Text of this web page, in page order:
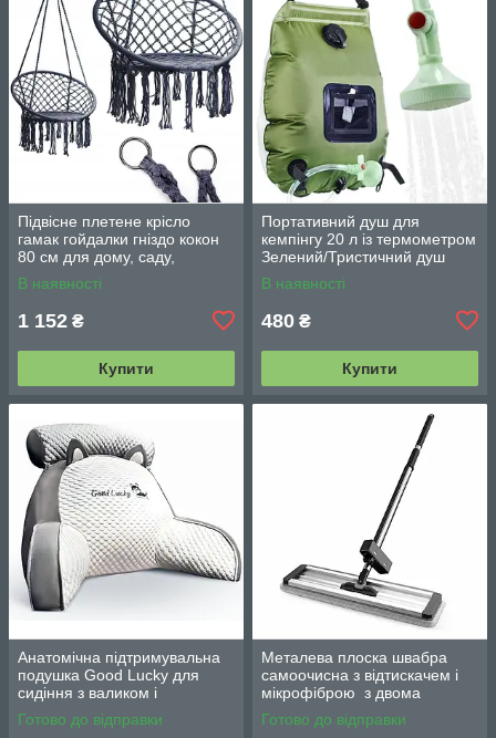
Підвісне плетене крісло
гамак гойдалки гніздо кокон
80 см для дому, саду,
балкона та тераси
В наявності
1 152 ₴
Купити
Портативний душ для
кемпінгу 20 л із термометром
Зелений/Тристичний душ
переносний з лійкою/
Польовий душ сумка
В наявності
480 ₴
Купити
Анатомічна підтримувальна
подушка Good Lucky для
сидіння з валиком і
підлокітниками
Готово до відправки
Металева плоска швабра
самоочисна з відтискачем і
мікрофіброю з двома
змінними насадками M06
42см
Готово до відправки